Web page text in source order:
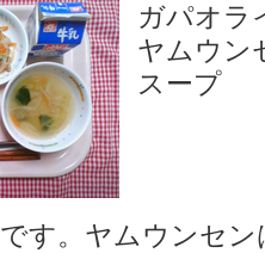
ガパオラ
ヤムウン
スープ
す。ヤムウンセ